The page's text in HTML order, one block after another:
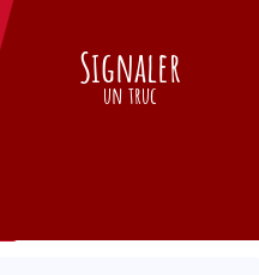
Signaler
un truc